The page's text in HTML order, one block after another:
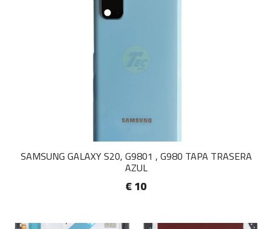
SAMSUNG GALAXY S20, G9801 , G980 TAPA TRASERA
AZUL
€ 10